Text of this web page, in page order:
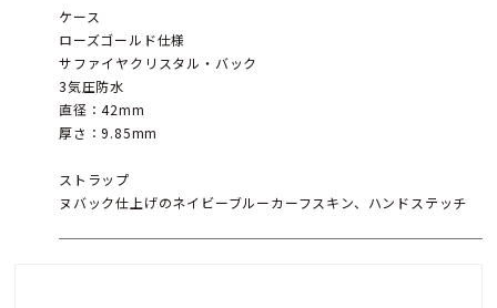
ケース
ローズゴールド仕様
サファイヤクリスタル・バック
3気圧防水
直径：42mm
厚さ：9.85mm
ストラップ
ヌバック仕上げのネイビーブルーカーフスキン、ハンドステッチ